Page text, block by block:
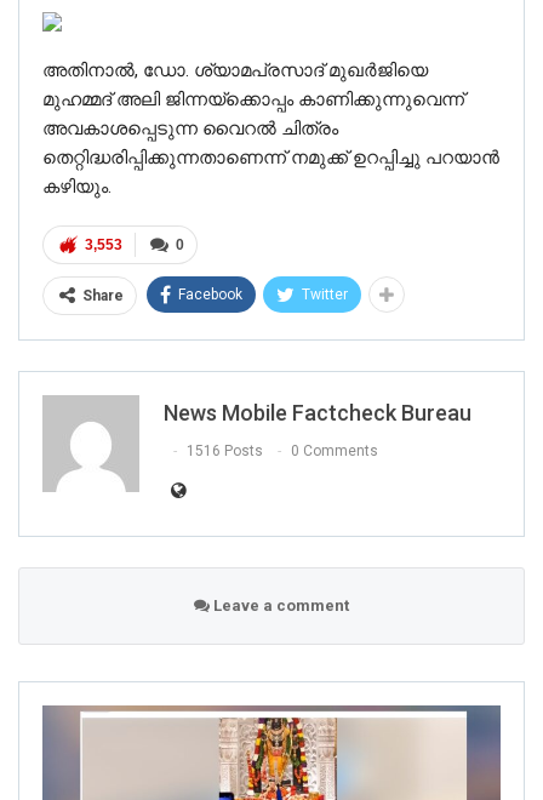
അതിനാൽ, ഡോ. ശ്യാമപ്രസാദ് മുഖർജിയെ
മുഹമ്മദ് അലി ജിന്നയ്‌ക്കൊപ്പം കാണിക്കുന്നുവെന്ന്
അവകാശപ്പെടുന്ന വൈറൽ ചിത്രം
തെറ്റിദ്ധരിപ്പിക്കുന്നതാണെന്ന് നമുക്ക് ഉറപ്പിച്ചു പറയാൻ
കഴിയും.
0
3,553
Share Facebook Twitter
News Mobile Factcheck Bureau
1516 Posts 0 Comments
Leave a comment